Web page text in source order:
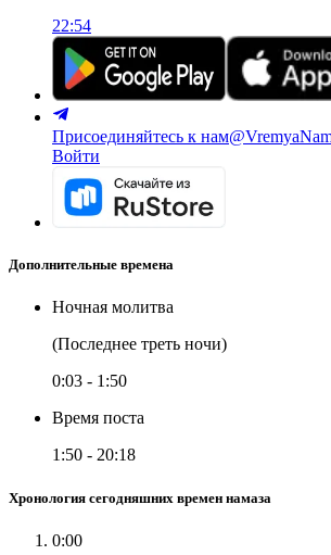
22:54
Присоединяйтесь к нам
Войти
Дополнительные времена
Ночная молитва
(Последнее треть ночи)
0:03 - 1:50
Время поста
1:50 - 20:18
Хронология сегодняшних времен намаза
0:00